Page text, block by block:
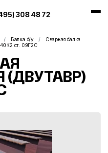
308 48 72
Балка б/у
Сварная балка
40К2 ст. 09Г2С
(ДВУТАВР)